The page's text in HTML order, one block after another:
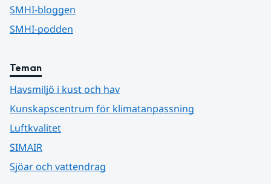
SMHI-bloggen
SMHI-podden
Teman
Havsmiljö i kust och hav
Kunskapscentrum för klimatanpassning
Luftkvalitet
SIMAIR
Sjöar och vattendrag